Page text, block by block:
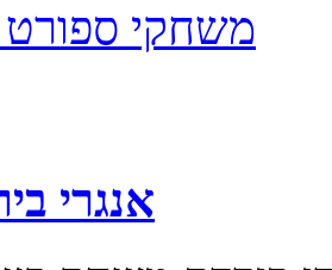
משחקי ספורט
אנגרי